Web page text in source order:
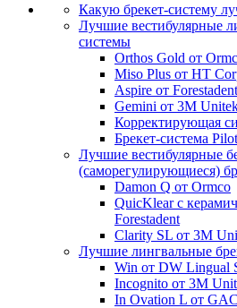
Какую брекет-систему
Лучшие вестибулярные
системы
Orthos Gold от
Miso Plus от HT
Aspire от Forestadent
Gemini от 3M
Корректирующая
Брекет-система Pilot
Лучшие вестибулярные
(саморегулирующиеся)
Damon Q от Ormco
QuicKlear с
Forestadent
Clarity SL от 3M
Лучшие лингвальные
Win от DW Lingual
Incognito от 3M
In Ovation L от